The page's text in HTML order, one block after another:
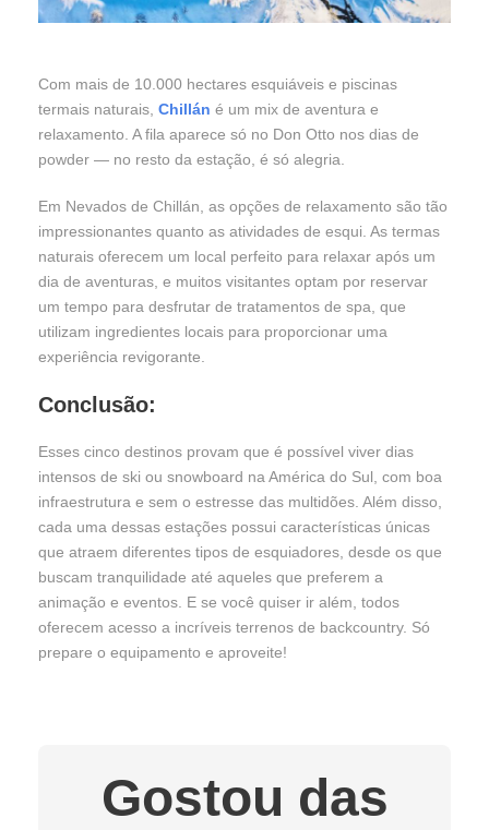
Com mais de 10.000 hectares esquiáveis e piscinas
termais naturais, Chillán é um mix de aventura e
relaxamento. A fila aparece só no Don Otto nos dias de
powder — no resto da estação, é só alegria.
Em Nevados de Chillán, as opções de relaxamento são tão
impressionantes quanto as atividades de esqui. As termas
naturais oferecem um local perfeito para relaxar após um
dia de aventuras, e muitos visitantes optam por reservar
um tempo para desfrutar de tratamentos de spa, que
utilizam ingredientes locais para proporcionar uma
experiência revigorante.
Conclusão:
Esses cinco destinos provam que é possível viver dias
intensos de ski ou snowboard na América do Sul, com boa
infraestrutura e sem o estresse das multidões. Além disso,
cada uma dessas estações possui características únicas
que atraem diferentes tipos de esquiadores, desde os que
buscam tranquilidade até aqueles que preferem a
animação e eventos. E se você quiser ir além, todos
oferecem acesso a incríveis terrenos de backcountry. Só
prepare o equipamento e aproveite!
Gostou das